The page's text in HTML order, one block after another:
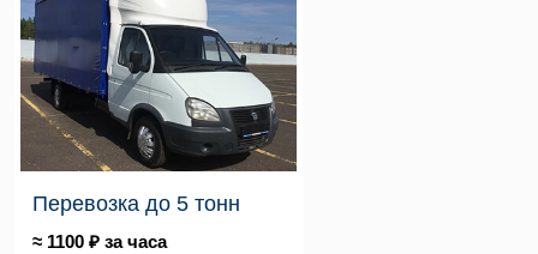
Перевозка до 5 тонн
≈ 1100 ₽ за часа